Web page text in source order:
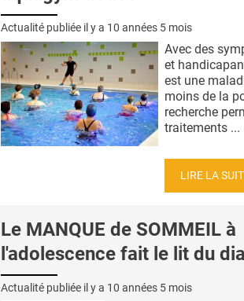
Actualité publiée il y a 10 années 5 mois
Avec des
et
est une
moins de la
recherche
traitements ...
LIRE LA
Le MANQUE de SOMMEIL à
l'adolescence fait le lit du
Actualité publiée il y a 10 années 5 mois